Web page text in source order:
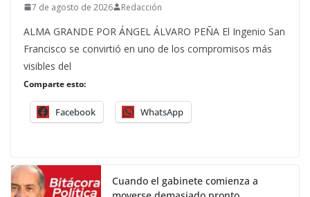
7 de agosto de 2026 Redacción
ALMA GRANDE POR ÁNGEL ÁLVARO PEÑA El Ingenio San
Francisco se convirtió en uno de los compromisos más
visibles del
Comparte esto:
Facebook WhatsApp
Cuando el gabinete comienza a